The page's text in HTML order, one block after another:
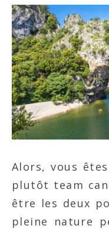
Alors, vous
plutôt team
être les deux
pleine nature